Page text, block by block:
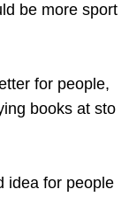
be more sport
for people,
books at sto
idea for people